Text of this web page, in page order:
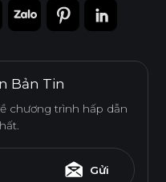
Bản Tin
chương trình hấp dẫn
Gửi